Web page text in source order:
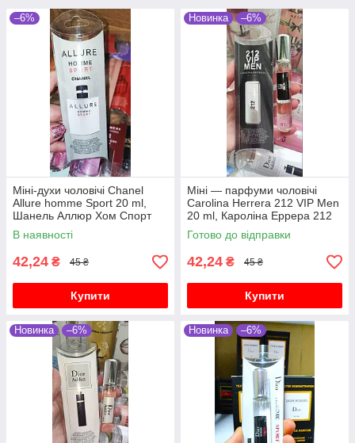
–6%
Міні-духи чоловічі Chanel
Allure homme Sport 20 ml,
Шанель Аллюр Хом Спорт
В наявності
42,24 ₴ 45 ₴
Купити
Новинка –6%
Міні — парфуми чоловічі
Carolina Herrera 212 VIP Men
20 ml, Кароліна Еррера 212
Віп Мен
Готово до відправки
42,24 ₴ 45 ₴
Купити
Новинка –6% Новинка –6%